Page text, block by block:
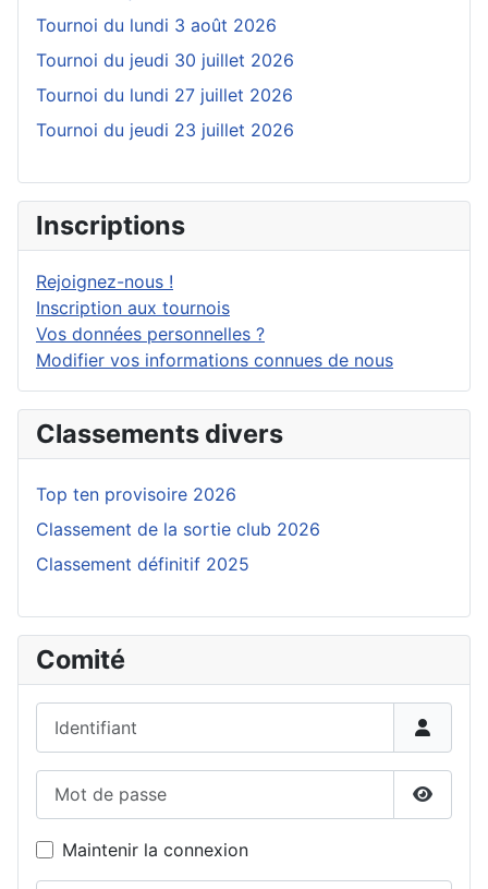
Tournoi du lundi 3 août 2026
Tournoi du jeudi 30 juillet 2026
Tournoi du lundi 27 juillet 2026
Tournoi du jeudi 23 juillet 2026
Inscriptions
Rejoignez-nous !
Inscription aux tournois
Vos données personnelles ?
Modifier vos informations connues de nous
Classements divers
Top ten provisoire 2026
Classement de la sortie club 2026
Classement définitif 2025
Comité
Maintenir la connexion